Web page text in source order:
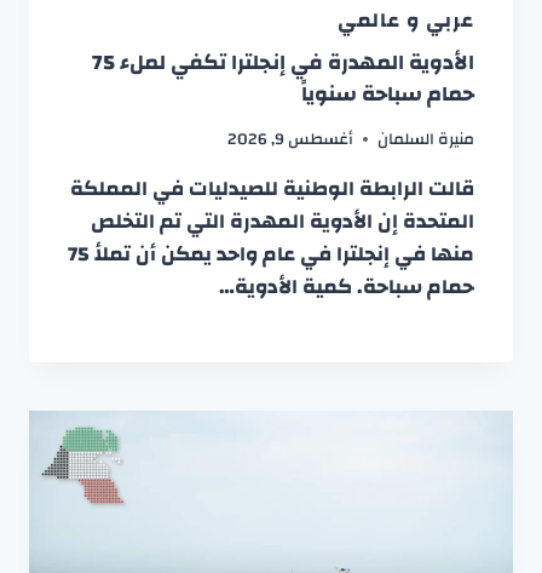
عربي و عالمي
الأدوية المهدرة في إنجلترا تكفي لملء 75
حمام سباحة سنوياً
منيرة السلمان أغسطس 9, 2026
قالت الرابطة الوطنية للصيدليات في المملكة
المتحدة إن الأدوية المهدرة التي تم التخلص
منها في إنجلترا في عام واحد يمكن أن تملأ 75
حمام سباحة. كمية الأدوية…